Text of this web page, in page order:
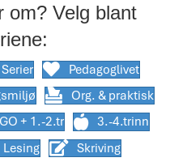
om? Velg blant
Serier
Pedagoglivet
Org. & praktisk
+ 1.-2.tr
3.-4.trinn
Lesing
Skriving